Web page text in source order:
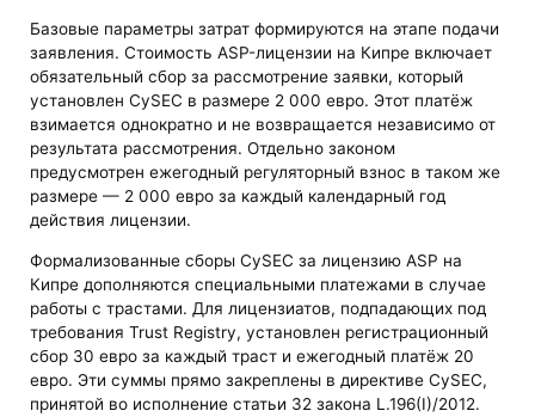
Базовые параметры затрат формируются на этапе подачи
заявления. Стоимость ASP-лицензии на Кипре включает
обязательный сбор за рассмотрение заявки, который
установлен CySEC в размере 2 000 евро. Этот платёж
взимается однократно и не возвращается независимо от
результата рассмотрения. Отдельно законом
предусмотрен ежегодный регуляторный взнос в таком же
размере — 2 000 евро за каждый календарный год
действия лицензии.
Формализованные сборы CySEC за лицензию ASP на
Кипре дополняются специальными платежами в случае
работы с трастами. Для лицензиатов, подпадающих под
требования Trust Registry, установлен регистрационный
сбор 30 евро за каждый траст и ежегодный платёж 20
евро. Эти суммы прямо закреплены в директиве CySEC,
принятой во исполнение статьи 32 закона L.196(I)/2012.